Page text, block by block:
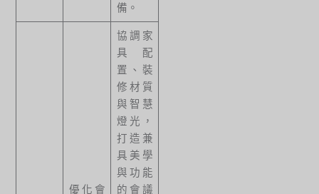
備。
優化會
協調家
具配
置、裝
修材質
與智慧
燈光，
打造兼
具美學
與功能
的會議